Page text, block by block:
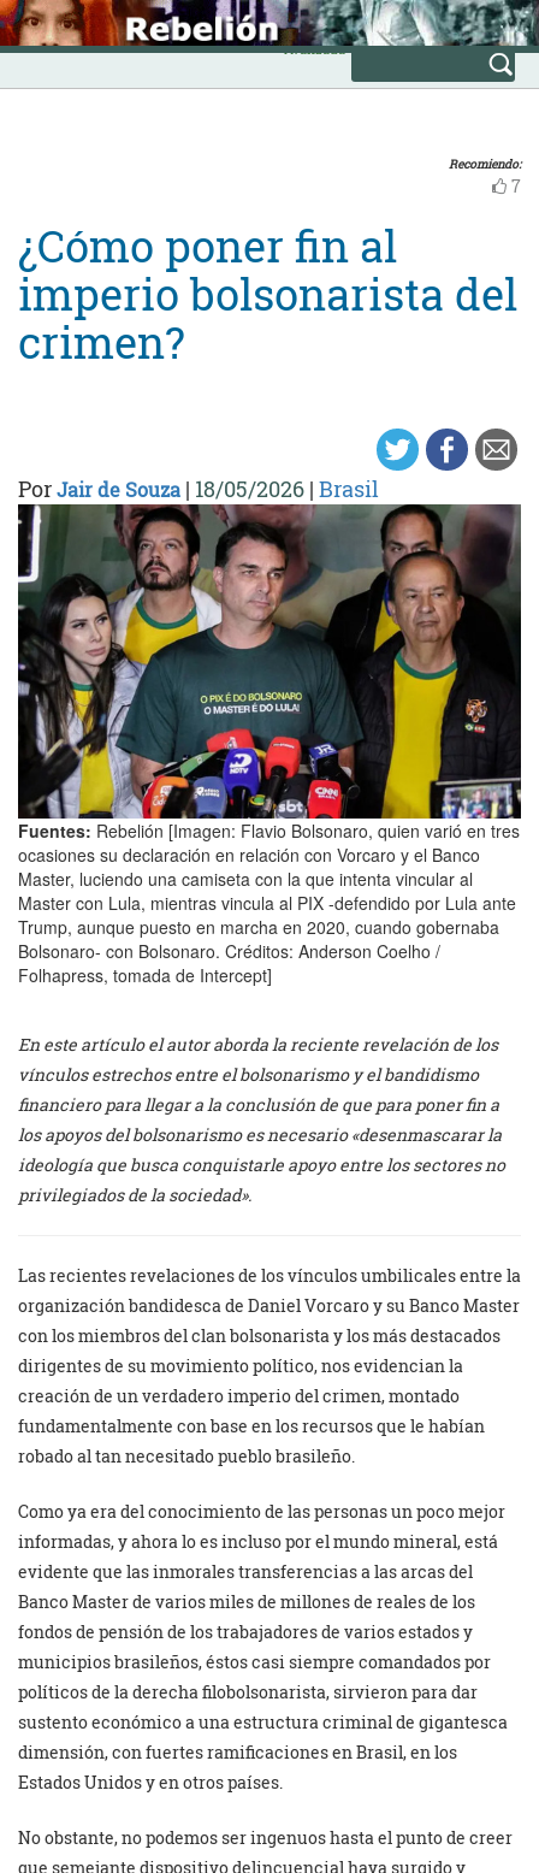
Skip
to
content
INICIO
Avanzada
Recomiendo:
7
¿Cómo poner fin al
imperio bolsonarista del
crimen?
PorJair de Souza | 18/05/2026 | Brasil
Fuentes: Rebelión [Imagen: Flavio Bolsonaro, quien varió en tres
ocasiones su declaración en relación con Vorcaro y el Banco
Master, luciendo una camiseta con la que intenta vincular al
Master con Lula, mientras vincula al PIX -defendido por Lula ante
Trump, aunque puesto en marcha en 2020, cuando gobernaba
Bolsonaro- con Bolsonaro. Créditos: Anderson Coelho /
Folhapress, tomada de Intercept]
En este artículo el autor aborda la reciente revelación de los
vínculos estrechos entre el bolsonarismo y el bandidismo
financiero para llegar a la conclusión de que para poner fin a
los apoyos del bolsonarismo es necesario «desenmascarar la
ideología que busca conquistarle apoyo entre los sectores no
privilegiados de la sociedad».
Las recientes revelaciones de los vínculos umbilicales entre la
organización bandidesca de Daniel Vorcaro y su Banco Master
con los miembros del clan bolsonarista y los más destacados
dirigentes de su movimiento político, nos evidencian la
creación de un verdadero imperio del crimen, montado
fundamentalmente con base en los recursos que le habían
robado al tan necesitado pueblo brasileño.
Como ya era del conocimiento de las personas un poco mejor
informadas, y ahora lo es incluso por el mundo mineral, está
evidente que las inmorales transferencias a las arcas del
Banco Master de varios miles de millones de reales de los
fondos de pensión de los trabajadores de varios estados y
municipios brasileños, éstos casi siempre comandados por
políticos de la derecha filobolsonarista, sirvieron para dar
sustento económico a una estructura criminal de gigantesca
dimensión, con fuertes ramificaciones en Brasil, en los
Estados Unidos y en otros países.
No obstante, no podemos ser ingenuos hasta el punto de creer
que semejante dispositivo delincuencial haya surgido y